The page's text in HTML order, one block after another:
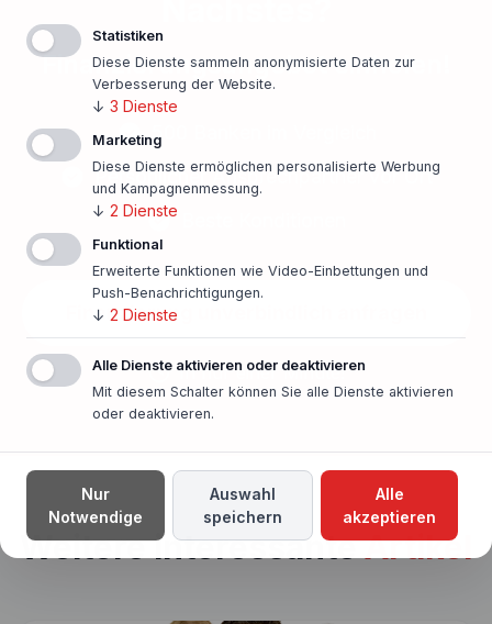
Finanzierungsangebot einholen!
500 Banken im Vergleich
Persönlicher Ansprechpartner vor Ort
Finanzierung unverbindlich anfragen
In nur einer Minute!
Weitere interessanteArtikel
Statistiken
Diese Dienste sammeln anonymisierte Daten zur
Verbesserung der Website.
↓ 3 Dienste
Marketing
Diese Dienste ermöglichen personalisierte Werbung
und Kampagnenmessung.
↓ 2 Dienste
Funktional
Erweiterte Funktionen wie Video-Einbettungen und
Push-Benachrichtigungen.
↓ 2 Dienste
Alle Dienste aktivieren oder deaktivieren
Mit diesem Schalter können Sie alle Dienste aktivieren
oder deaktivieren.
Nur
Notwendige
Auswahl
speichern
Alle
akzeptieren